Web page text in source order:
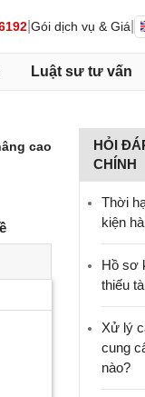
Gói dịch vụ & Giá
Luật sư tư vấn
cao
HỎI
CHÍNH
Thời
kiện
Hồ sơ
thiếu
Xử lý
cung
nào?